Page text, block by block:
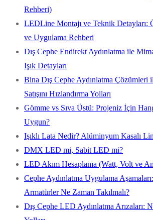
Rehberi)
LEDLine Montajı ve Teknik Detayları:
ve Uygulama Rehberi
Dış Cephe Endirekt Aydınlatma ile
Işık Detayları
Bina Dış Cephe Aydınlatma Çözümleri
Satışını Hızlandırma Yolları
Gömme vs Sıva Üstü: Projeniz İçin
Uygun?
Işıklı Lata Nedir? Alüminyum Kasalı
DMX LED mi, Sabit LED mi?
LED Akım Hesaplama (Watt, Volt ve
Cephe Aydınlatma Uygulama
Armatürler Ne Zaman Takılmalı?
Dış Cephe LED Aydınlatma Arızaları: